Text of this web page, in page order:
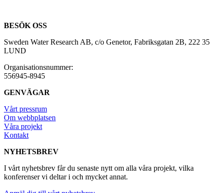
BESÖK OSS
Sweden Water Research AB, c/o Genetor, Fabriksgatan 2B, 222 35
LUND
Organisationsnummer:
556945-8945
GENVÄGAR
Vårt pressrum
Om webbplatsen
Våra projekt
Kontakt
NYHETSBREV
I vårt nyhetsbrev får du senaste nytt om alla våra projekt, vilka
konferenser vi deltar i och mycket annat.